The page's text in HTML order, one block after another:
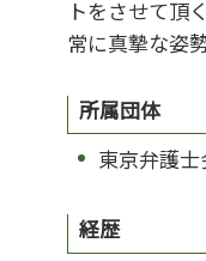
トをさせて頂
常に真摯な姿
所属団体
東京弁護士
経歴